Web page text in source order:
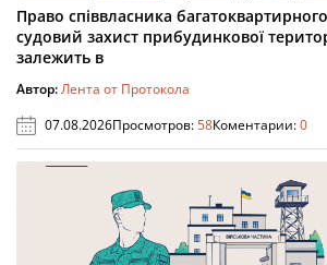
Право співвласника
судовий захист прибудинкової
залежить в
Автор:Лента от Протокола
07.08.2026Просмотров:58Коментарии:0